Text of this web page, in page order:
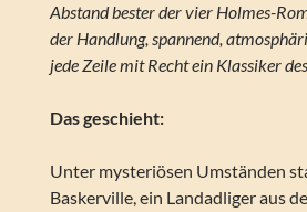
Abstand bester der vier Holmes-
der Handlung, spannend,
jede Zeile mit Recht ein Klassiker
Das geschieht:
Unter mysteriösen Umständen
Baskerville, ein Landadliger aus